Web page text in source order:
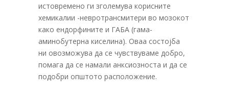
истовремено ги зголемува корисните
хемикалии -невротрансмитери во мозокот
како ендорфините и ГАБА (гама-
аминобутерна киселина). Оваа состојба
ни овозможува да се чувствуваме добро,
помага да се намали анксиозноста и да се
подобри општото расположение.